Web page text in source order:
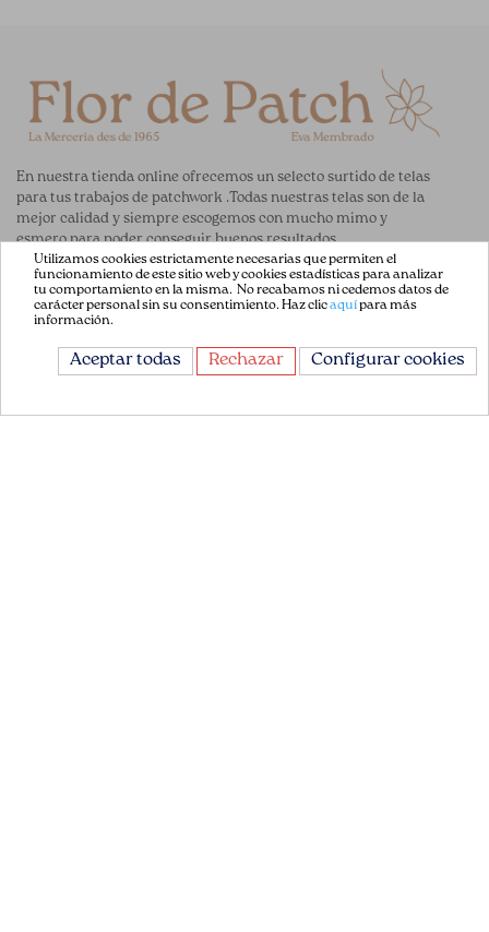
En nuestra tienda online ofrecemos un selecto surtido de telas
para tus trabajos de patchwork .Todas nuestras telas son de la
mejor calidad y siempre escogemos con mucho mimo y
esmero para poder conseguir buenos resultados.
ENLACES DE AYUDA
Acerca de Nosotros
Aviso Legal
Términos y Condiciones
Utilizamos cookies estrictamente necesarias que permiten el
funcionamiento de este sitio web y cookies estadísticas para analizar
tu comportamiento en la misma. No recabamos ni cedemos datos de
carácter personal sin su consentimiento. Haz clicaquípara más
información.
Aceptar todas Rechazar Configurar cookies